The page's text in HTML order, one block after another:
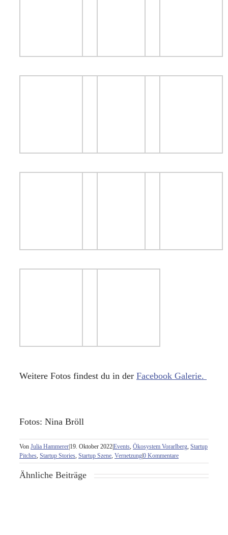
Weitere Fotos findest du in der Facebook Galerie.
Fotos: Nina Bröll
Von Julia Hammerer 19. Oktober 2022Events, Ökosystem Vorarlberg, Startup
Pitches, Startup Stories, Startup Szene, Vernetzung0 Kommentare
Ähnliche Beiträge